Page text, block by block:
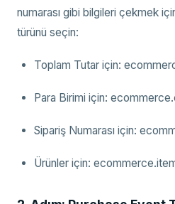
numarası gibi bilgileri çekmek
türünü seçin:
Toplam Tutar için:
Para Birimi için:
Sipariş Numarası için:
Ürünler için: